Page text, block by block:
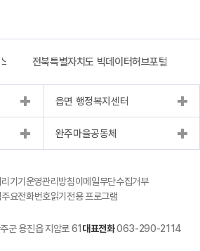
전북특별자치도 빅데이터허브포털
읍면 행정복지센터
완주마을공동체
기기운영관리방침이메일무단수집거부
주요전화번호읽기전용 프로그램
군 용진읍 지암로 61 대표전화063-290-2114